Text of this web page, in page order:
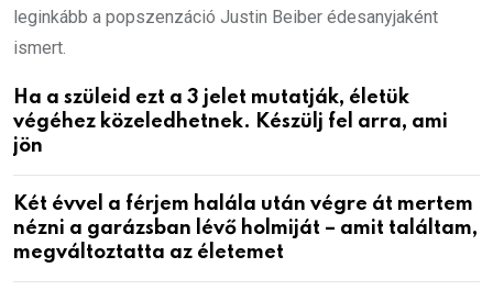
leginkább a popszenzáció Justin Beiber édesanyjaként
ismert.
Ha a szüleid ezt a 3 jelet mutatják, életük
végéhez közeledhetnek. Készülj fel arra, ami
jön
Két évvel a férjem halála után végre át mertem
nézni a garázsban lévő holmiját – amit találtam,
megváltoztatta az életemet